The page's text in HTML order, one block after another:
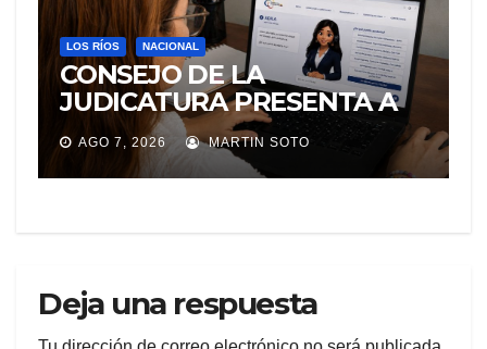
LOS RÍOS NACIONAL
CONSEJO DE LA
JUDICATURA PRESENTA A
«Adila», LA ASISTENTE
VIRTUAL QUE ORIENTA A LA
CIUDADANÍA SOBRE
AGO 7, 2026 MARTIN SOTO
Deja una respuesta